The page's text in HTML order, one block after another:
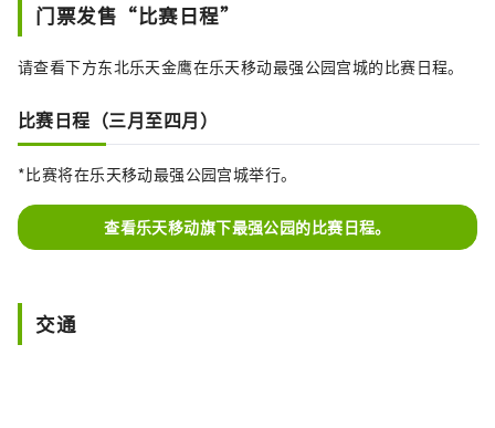
门票发售“比赛日程”
请查看下方东北乐天金鹰在乐天移动最强公园宫城的比赛日程。
比赛日程（三月至四月）
*比赛将在乐天移动最强公园宫城举行。
查看乐天移动旗下最强公园的比赛日程。
交通